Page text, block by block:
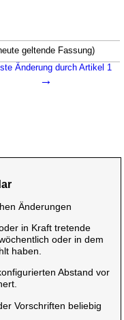
geltende Fassung)
Änderung durch Artikel 1
→
Änderungen
in Kraft tretende
oder in dem
haben.
Abstand vor
Vorschriften beliebig